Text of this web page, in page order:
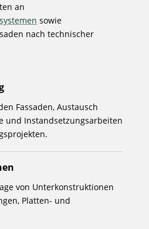
an
sowie
nach technischer
Fassaden, Austausch
und Instandsetzungsarbeiten
von Unterkonstruktionen
Platten- und